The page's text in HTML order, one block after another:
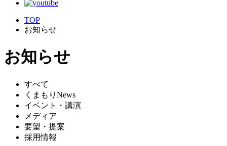
TOP
お知らせ
お知らせ
すべて
くまもりNews
イベント・講演
メディア
要望・提案
採用情報